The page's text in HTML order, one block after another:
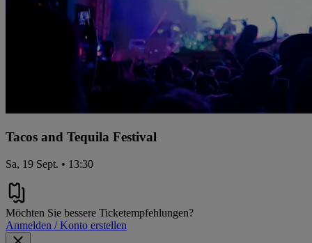
Tacos and Tequila Festival
Sa, 19 Sept. • 13:30
Möchten Sie bessere Ticketempfehlungen?
Anmelden / Konto erstellen